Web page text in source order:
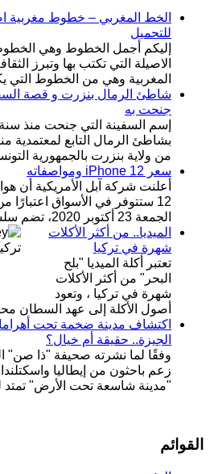
الخط المغربي – خطوط مغربية
للتحميل
إليكم أجمل الخطوط وهي
الاصيلة التي تكتب بها وتبرز
المغربية وهي من الخطوط التي
شاطئ الرمال بنزرت و قصة
جنحت به
بشاطئ الرمال التابع لمعتمدية
من ولاية بنزرت بالجمهورية
سعر iPhone 12 ومواصفاته
أعلنت شركة آبل الأمريكية أن
12 ستتوفر في الأسواق اعتبارًا
الجمعة 23 أكتوبر 2020، تضم سلسلة
الميديا.. من أكثر الأكلات
شهرة في تركيا
تعتبر أكلة الميديا "بلح
البحر" من أكثر الأكلات
شهرة في تركيا ، وتعود
أصول الأكلة إلى عهد السطان
اكتشاف مدينة ضخمة تحت
الجيزة.. حقيقة أم خيال؟
وفقًا لما نشرته صحيفة "ذا صن"
زعم باحثون من إيطاليا
"مدينة شاسعة تحت الأرض"
القوائم